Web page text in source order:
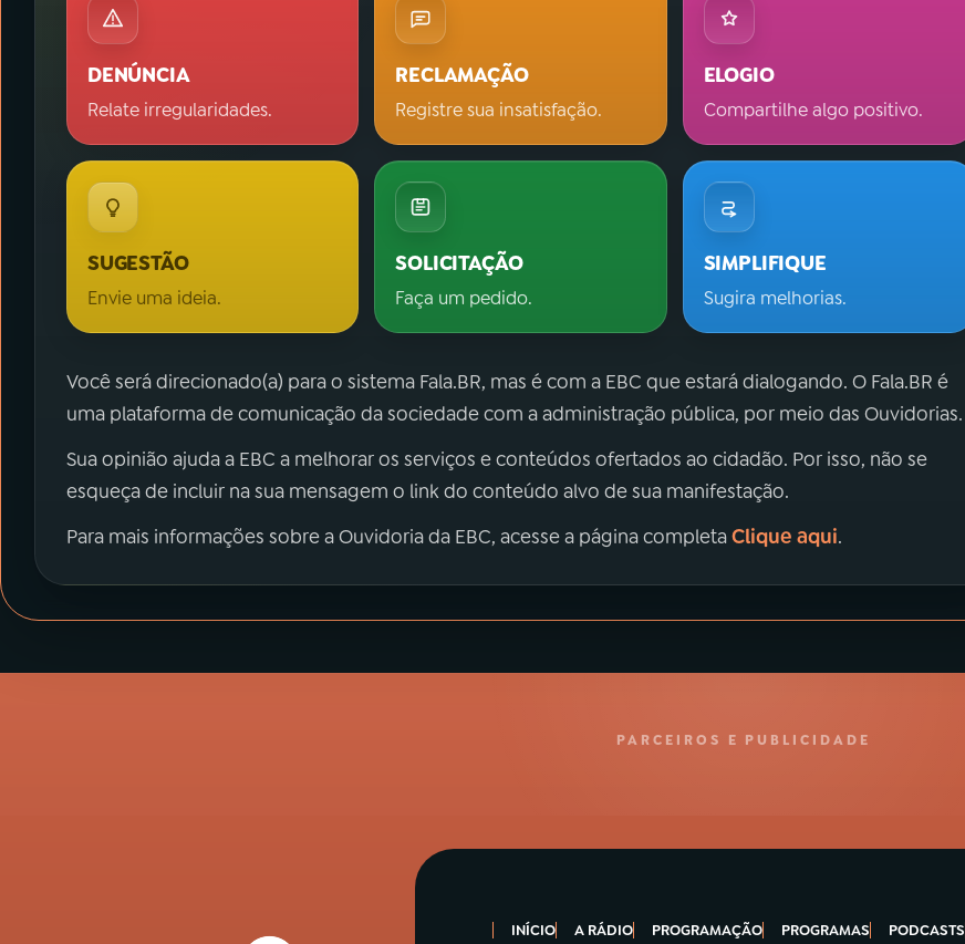
DENÚNCIA
Relate irregularidades.
RECLAMAÇÃO
Registre sua insatisfação.
ELOGIO
Compartilhe algo positivo.
SUGESTÃO
Envie uma ideia.
SOLICITAÇÃO
Faça um pedido.
SIMPLIFIQUE
Sugira melhorias.
Você será direcionado(a) para o sistema Fala.BR, mas é com a EBC que estará dialogando. O Fala.BR é
uma plataforma de comunicação da sociedade com a administração pública, por meio das Ouvidorias.
Sua opinião ajuda a EBC a melhorar os serviços e conteúdos ofertados ao cidadão. Por isso, não se
esqueça de incluir na sua mensagem o link do conteúdo alvo de sua manifestação.
Para mais informações sobre a Ouvidoria da EBC, acesse a página completaClique aqui.
PARCEIROS E PUBLICIDADE
INÍCIO A RÁDIO PROGRAMAÇÃO PROGRAMAS PODCASTS